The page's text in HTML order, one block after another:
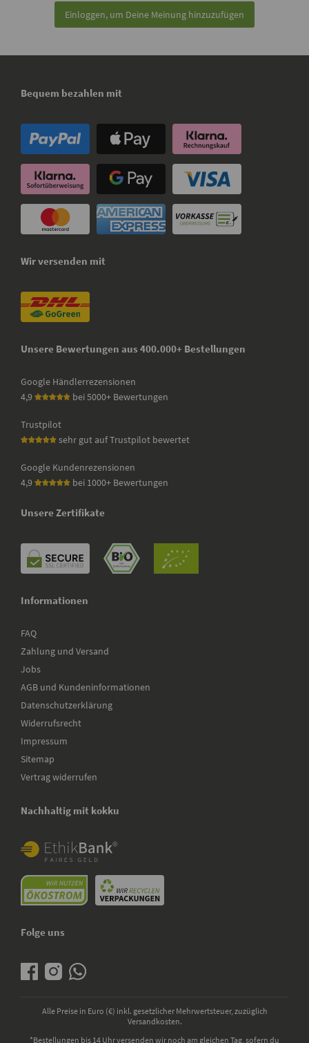
Einloggen, um Deine Meinung hinzuzufügen
Bequem bezahlen mit
Wir versenden mit
Unsere Bewertungen aus 400.000+ Bestellungen
Google Händlerrezensionen
4,9
bei 5000+ Bewertungen
Trustpilot
sehr gut auf Trustpilot bewertet
Google Kundenrezensionen
4,9
bei 1000+ Bewertungen
Unsere Zertifikate
Informationen
FAQ
Zahlung und Versand
Jobs
AGB und Kundeninformationen
Datenschutzerklärung
Widerrufsrecht
Impressum
Sitemap
Vertrag widerrufen
Nachhaltig mit kokku
Folge uns
Alle Preise in Euro (€) inkl. gesetzlicher Mehrwertsteuer, zuzüglich
Versandkosten.
*Bestellungen bis 14 Uhr versenden wir noch am gleichen Tag, sofern du